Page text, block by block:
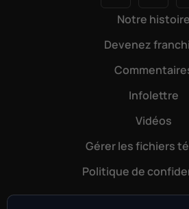
Notre histoire
Devenez
Infolettre
Vidéos
Gérer les fichiers
Politique de